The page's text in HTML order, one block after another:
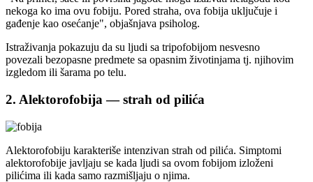
nekoga ko ima ovu fobiju. Pored straha, ova fobija uključuje i
gađenje kao osećanje", objašnjava psiholog.
Istraživanja pokazuju da su ljudi sa tripofobijom nesvesno
povezali bezopasne predmete sa opasnim životinjama tj. njihovim
izgledom ili šarama po telu.
2. Alektorofobija — strah od pilića
Alektorofobiju karakteriše intenzivan strah od pilića. Simptomi
alektorofobije javljaju se kada ljudi sa ovom fobijom izloženi
pilićima ili kada samo razmišljaju o njima.